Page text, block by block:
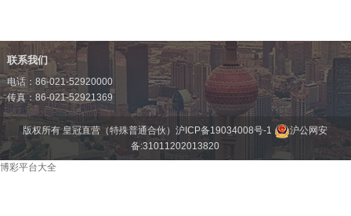
联系我们
电话：86-021-52920000
传真：86-021-52921369
版权所有 皇冠直营（特殊普通合伙）沪ICP备19034008号-1
沪公网安
备:31011202013820
博彩平台大全